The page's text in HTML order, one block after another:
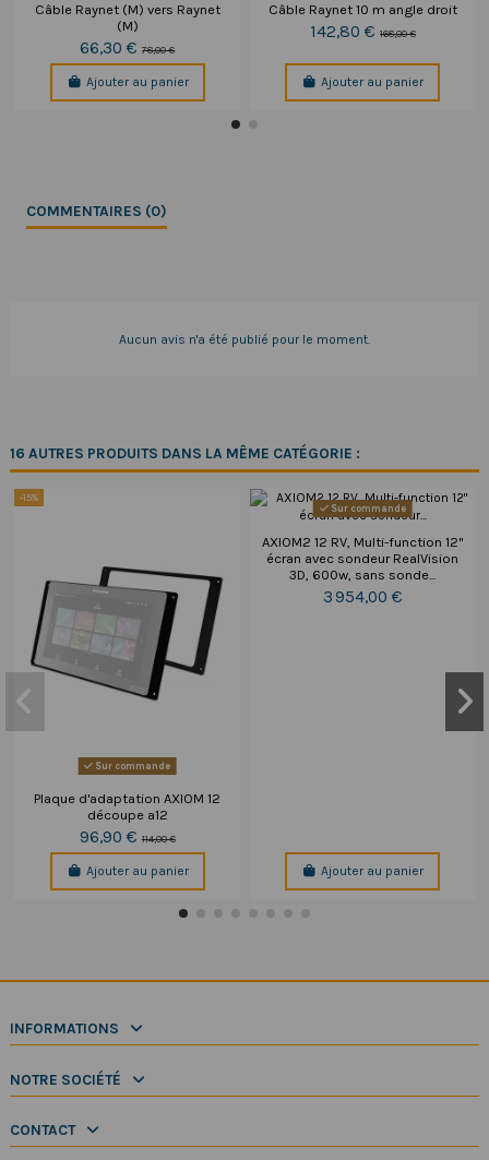
Câble Raynet (M) vers Raynet
(M)
66,30 €78,00 €
Ajouter au panier
Câble Raynet 10 m angle droit
142,80 € 168,00 €
Ajouter au panier
COMMENTAIRES (0)
Aucun avis n'a été publié pour le moment.
16 AUTRES PRODUITS DANS LA MÊME CATÉGORIE :
-15%
Sur commande
Plaque d'adaptation AXIOM 12
découpe a12
96,90 €114,00 €
Ajouter au panier
Sur commande
AXIOM2 12 RV, Multi-function 12"
écran avec sondeur RealVision
3D, 600w, sans sonde...
3 954,00 €
Ajouter au panier
INFORMATIONS
NOTRE SOCIÉTÉ
CONTACT